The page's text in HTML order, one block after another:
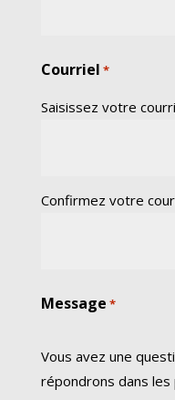
Courriel *
Saisissez votre
Confirmez votre
Message *
Vous avez une
répondrons dans les